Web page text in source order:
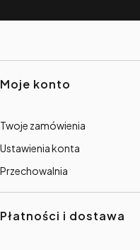
Linki w stopce
Moje konto
Twoje zamówienia
Ustawienia konta
Przechowalnia
Płatności i dostawa